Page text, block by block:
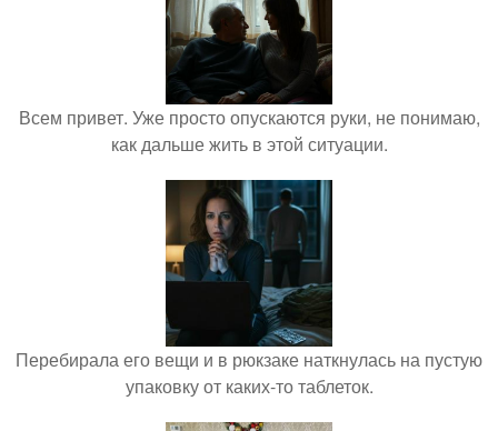
Всем привет. Уже просто опускаются руки, не понимаю,
как дальше жить в этой ситуации.
Перебирала его вещи и в рюкзаке наткнулась на пустую
упаковку от каких-то таблеток.